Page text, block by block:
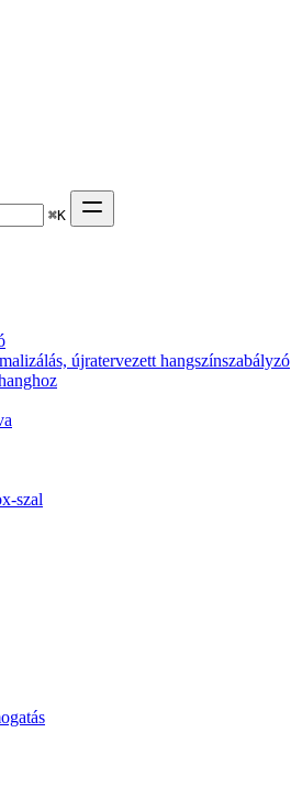
⌘K
újratervezett hangszínszabályzó
szal